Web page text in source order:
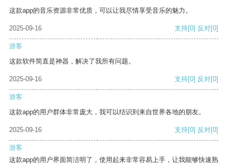
这款app的音乐资源非常优质，可以让我尽情享受音乐的魅力。
2025-09-16 支持[0] 反对[0]
游客
这款软件简直是神器，解决了我所有问题。
2025-09-16 支持[0] 反对[0]
游客
这款app的用户群体非常庞大，我可以结识到来自世界各地的朋友。
2025-09-16 支持[0] 反对[0]
游客
这款app的用户界面简洁明了，使用起来非常容易上手，让我能够快速熟